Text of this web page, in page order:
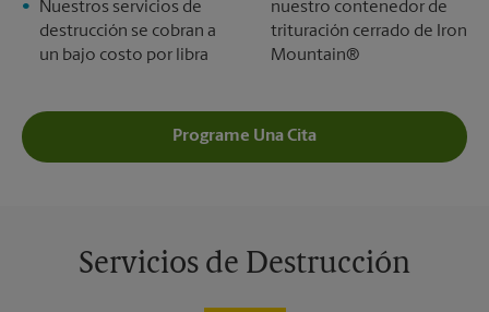
Nuestros servicios de
destrucción se cobran a
un bajo costo por libra
nuestro contenedor de
trituración cerrado de Iron
Mountain®
Programe Una Cita
Servicios de Destrucción